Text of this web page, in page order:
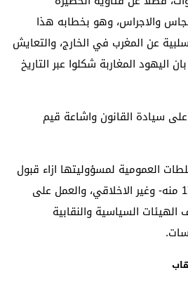
والاجراس، وهو بخطابه هذا
عن المغرب في الخارج، والتعايش
الجديد لسنة 2011 في تصديره اقر بان اليهود المغاربة شكلوا عبر التاريخ
سيادة القانون واشاعة قيم
العمومية لمسؤوليتها ازاء قبول
هذا الترشيح غير الدستوري – المخالف لروح وجوهر تصدير الدستور والفصلين 7و175 منه- وغير الاخلاقي، والعمل على
السياسية والنقابية